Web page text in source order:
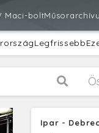
Maci-bolt
Legfrissebb
Ipar -